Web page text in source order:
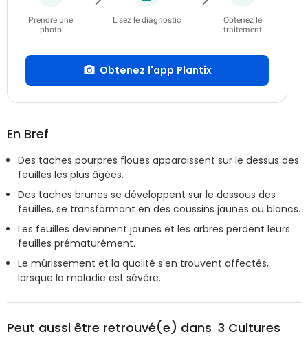
Prendre une
photo
Lisez le diagnostic
Obtenez le
traitement
Obtenez l'app Plantix
En Bref
Des taches pourpres floues apparaissent sur le dessus des
feuilles les plus âgées.
Des taches brunes se développent sur le dessous des
feuilles, se transformant en des coussins jaunes ou blancs.
Les feuilles deviennent jaunes et les arbres perdent leurs
feuilles prématurément.
Le mûrissement et la qualité s'en trouvent affectés,
lorsque la maladie est sévère.
Peut aussi être retrouvé(e) dans 3 Cultures